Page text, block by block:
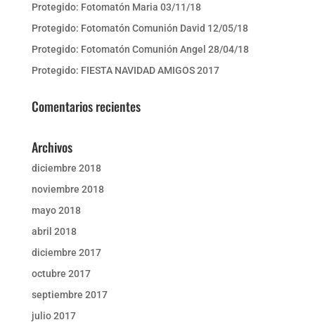
Protegido: Fotomatón Maria 03/11/18
Protegido: Fotomatón Comunión David 12/05/18
Protegido: Fotomatón Comunión Angel 28/04/18
Protegido: FIESTA NAVIDAD AMIGOS 2017
Comentarios recientes
Archivos
diciembre 2018
noviembre 2018
mayo 2018
abril 2018
diciembre 2017
octubre 2017
septiembre 2017
julio 2017